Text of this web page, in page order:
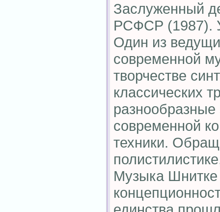
Заслуженный
РСФСР (1987).
Один из
современной
творчестве
классических
современной
техники.
Музыка Шнитке